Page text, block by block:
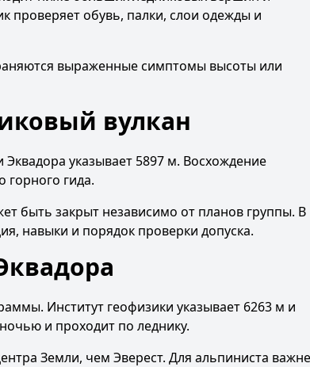
проверяет обувь, палки, слои одежды и
выраженные симптомы высоты или
вулкан
указывает 5897 м. Восхождение
горного гида.
быть закрыт независимо от планов группы. В
навыки и порядок проверки допуска.
Институт геофизики указывает 6263 м и
и проходит по леднику.
Земли, чем Эверест. Для альпиниста